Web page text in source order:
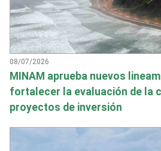
08/07/2026
MINAM aprueba nuevos
fortalecer la evaluación de la
proyectos de inversión